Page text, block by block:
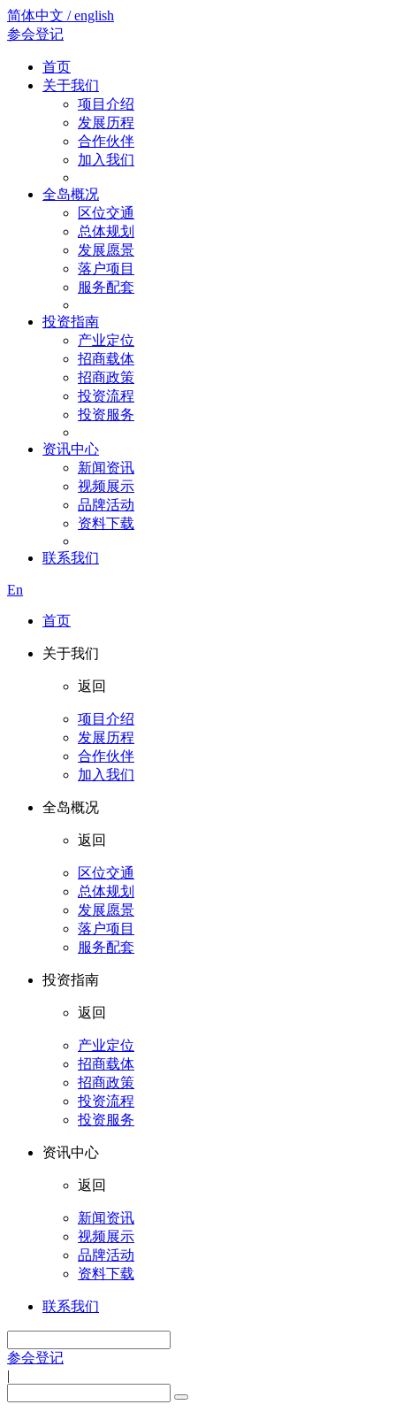
简体中文 / english
参会登记
首页
关于我们
项目介绍
发展历程
合作伙伴
加入我们
全岛概况
区位交通
总体规划
发展愿景
落户项目
服务配套
投资指南
产业定位
招商载体
招商政策
投资流程
投资服务
资讯中心
新闻资讯
视频展示
品牌活动
资料下载
联系我们
En
首页
关于我们
返回
项目介绍
发展历程
合作伙伴
加入我们
全岛概况
返回
区位交通
总体规划
发展愿景
落户项目
服务配套
投资指南
返回
产业定位
招商载体
招商政策
投资流程
投资服务
资讯中心
返回
新闻资讯
视频展示
品牌活动
资料下载
联系我们
参会登记
|